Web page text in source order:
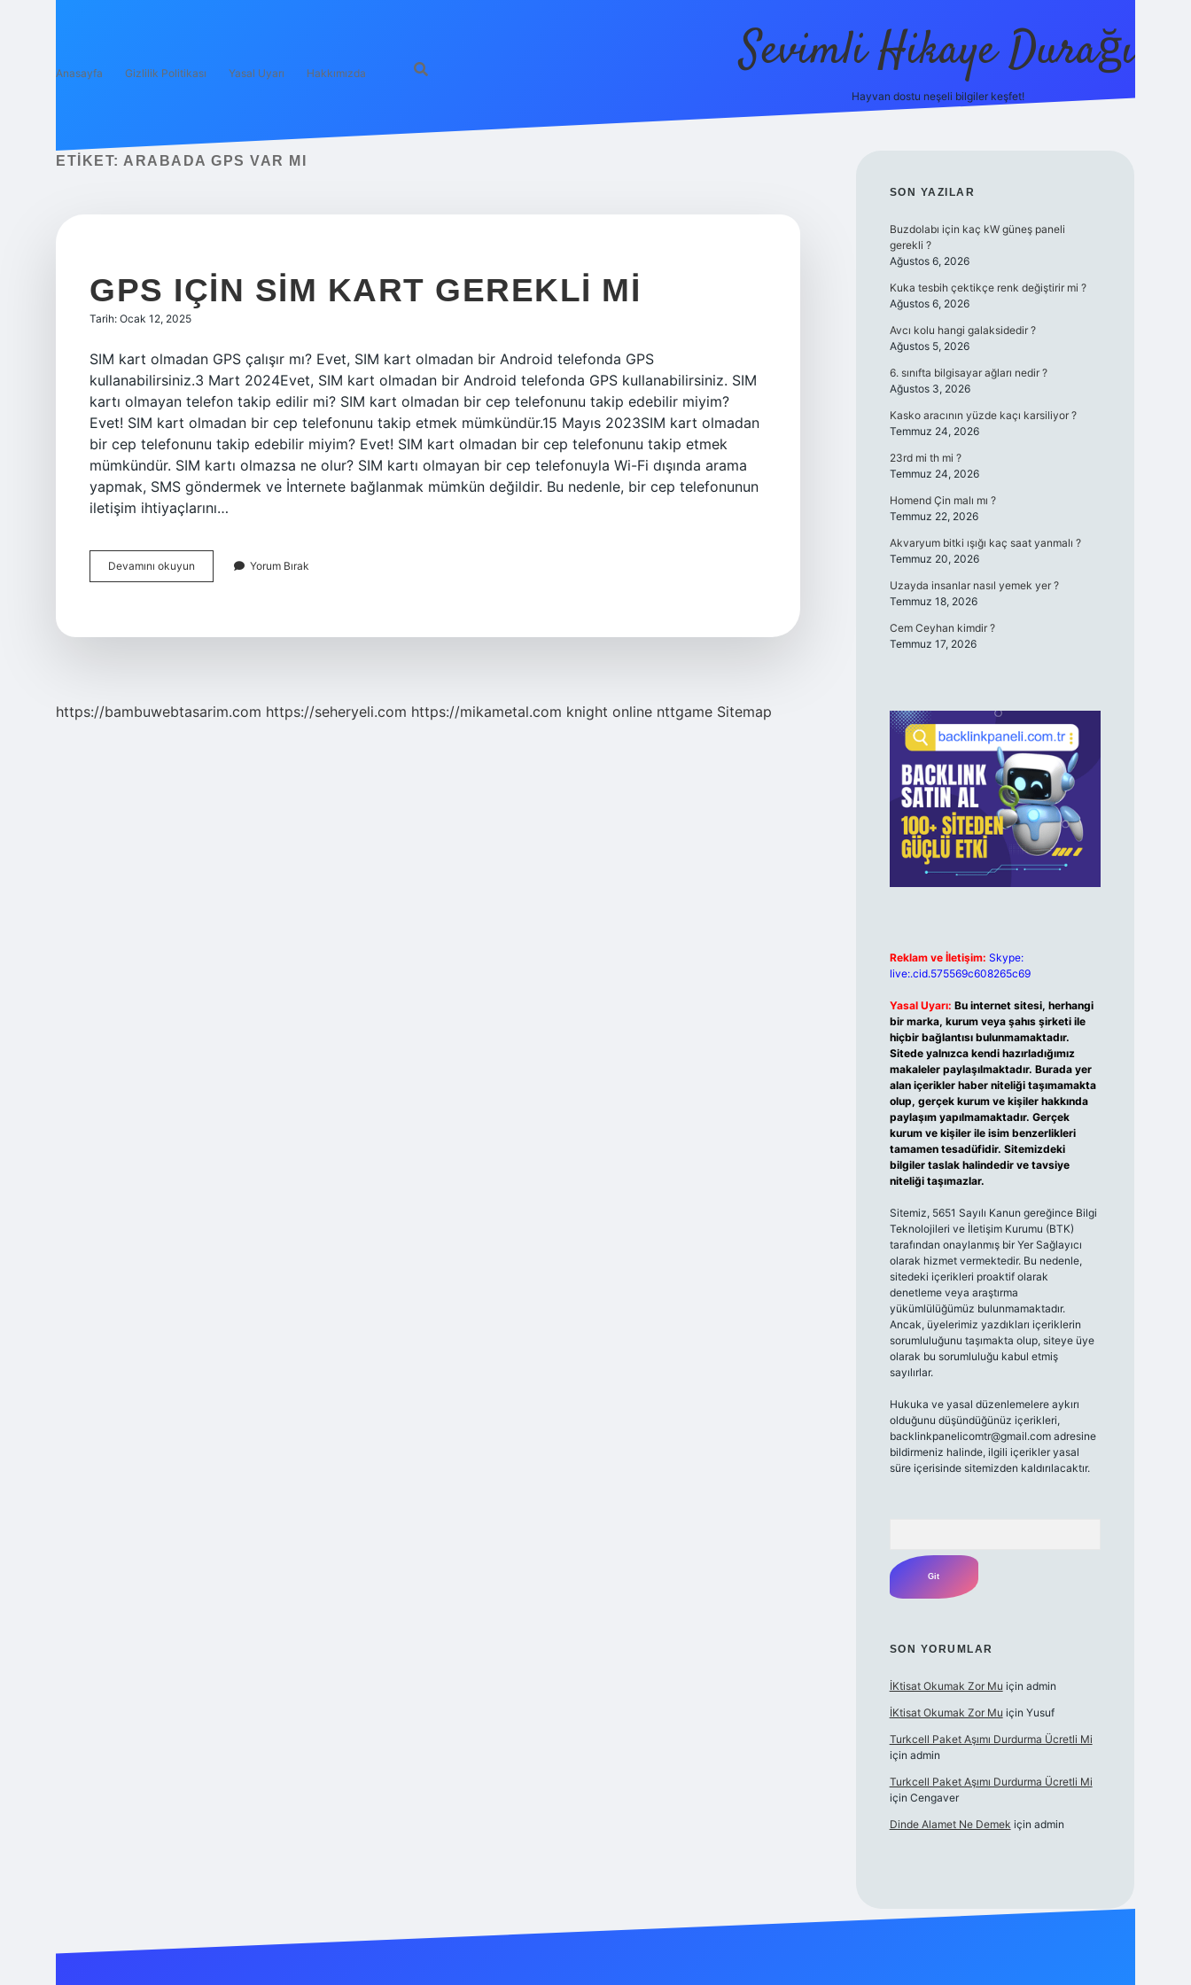
Anasayfa Gizlilik Politikası Yasal Uyarı Hakkımızda Sevimli Hikaye Durağı
Hayvan dostu neşeli bilgiler keşfet!
ETIKET: ARABADA GPS VAR MI
GPS IÇIN SIM KART GEREKLI MI
Tarih: Ocak 12, 2025
SIM kart olmadan GPS çalışır mı? Evet, SIM kart olmadan bir Android telefonda GPS
kullanabilirsiniz.3 Mart 2024Evet, SIM kart olmadan bir Android telefonda GPS kullanabilirsiniz. SIM
kartı olmayan telefon takip edilir mi? SIM kart olmadan bir cep telefonunu takip edebilir miyim?
Evet! SIM kart olmadan bir cep telefonunu takip etmek mümkündür.15 Mayıs 2023SIM kart olmadan
bir cep telefonunu takip edebilir miyim? Evet! SIM kart olmadan bir cep telefonunu takip etmek
mümkündür. SIM kartı olmazsa ne olur? SIM kartı olmayan bir cep telefonuyla Wi-Fi dışında arama
yapmak, SMS göndermek ve İnternete bağlanmak mümkün değildir. Bu nedenle, bir cep telefonunun
iletişim ihtiyaçlarını…
Devamını okuyun
Için
Yorum Bırak
https://bambuwebtasarim.com https://seheryeli.com https://mikametal.com knight online nttgame Sitemap
SIDEBAR
SON YAZILAR
Buzdolabı için kaç kW güneş paneli
gerekli ?
Ağustos 6, 2026
Kuka tesbih çektikçe renk değiştirir mi ?
Ağustos 6, 2026
Avcı kolu hangi galaksidedir ?
Ağustos 5, 2026
6. sınıfta bilgisayar ağları nedir ?
Ağustos 3, 2026
Kasko aracının yüzde kaçı karsiliyor ?
Temmuz 24, 2026
23rd mi th mi ?
Temmuz 24, 2026
Homend Çin malı mı ?
Temmuz 22, 2026
Akvaryum bitki ışığı kaç saat yanmalı ?
Temmuz 20, 2026
Uzayda insanlar nasıl yemek yer ?
Temmuz 18, 2026
Cem Ceyhan kimdir ?
Temmuz 17, 2026
Reklam ve İletişim: Skype:
live:.cid.575569c608265c69
Yasal Uyarı: Bu internet sitesi, herhangi
bir marka, kurum veya şahıs şirketi ile
hiçbir bağlantısı bulunmamaktadır.
Sitede yalnızca kendi hazırladığımız
makaleler paylaşılmaktadır. Burada yer
alan içerikler haber niteliği taşımamakta
olup, gerçek kurum ve kişiler hakkında
paylaşım yapılmamaktadır. Gerçek
kurum ve kişiler ile isim benzerlikleri
tamamen tesadüfidir. Sitemizdeki
bilgiler taslak halindedir ve tavsiye
niteliği taşımazlar.
Sitemiz, 5651 Sayılı Kanun gereğince Bilgi
Teknolojileri ve İletişim Kurumu (BTK)
tarafından onaylanmış bir Yer Sağlayıcı
olarak hizmet vermektedir. Bu nedenle,
sitedeki içerikleri proaktif olarak
denetleme veya araştırma
yükümlülüğümüz bulunmamaktadır.
Ancak, üyelerimiz yazdıkları içeriklerin
sorumluluğunu taşımakta olup, siteye üye
olarak bu sorumluluğu kabul etmiş
sayılırlar.
Hukuka ve yasal düzenlemelere aykırı
olduğunu düşündüğünüz içerikleri,
backlinkpanelicomtr@gmail.comadresine
bildirmeniz halinde, ilgili içerikler yasal
süre içerisinde sitemizden kaldırılacaktır.
SON YORUMLAR
İKtisat Okumak Zor Mu için admin
İKtisat Okumak Zor Mu için Yusuf
Turkcell Paket Aşımı Durdurma Ücretli Mi
için admin
Turkcell Paket Aşımı Durdurma Ücretli Mi
için Cengaver
Dinde Alamet Ne Demek için admin